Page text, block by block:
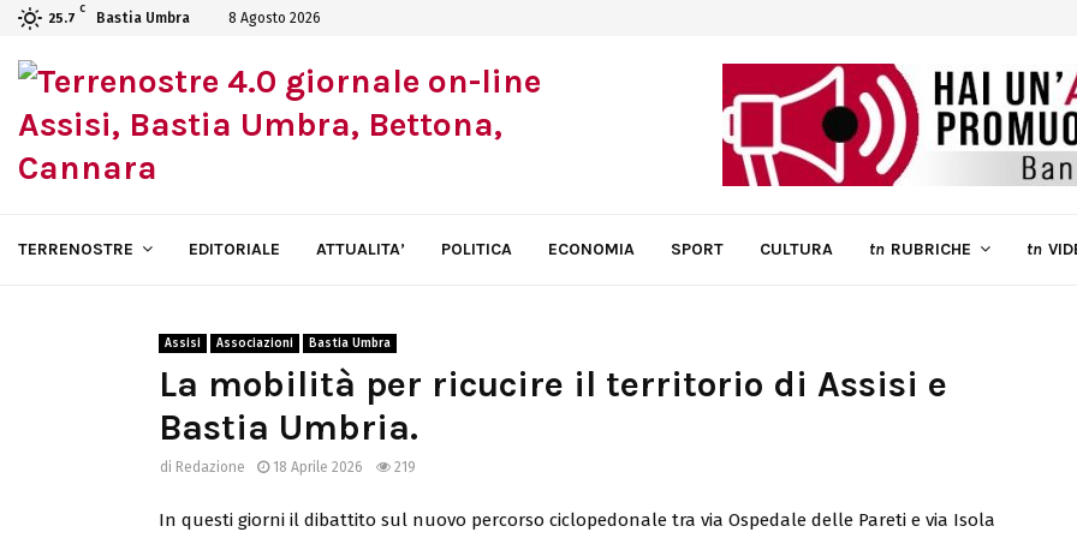
25.7
C
Bastia Umbra 8 Agosto 2026
TERRENOSTRE EDITORIALE ATTUALITA’ POLITICA ECONOMIA SPORT CULTURA tn RUBRICHE tn
Assisi Associazioni Bastia Umbra
La mobilità per ricucire il territorio di Assisi e
Bastia Umbria.
di Redazione 18 Aprile 2026 219
In questi giorni il dibattito sul nuovo percorso ciclopedonale tra via Ospedale delle Pareti e via Isola